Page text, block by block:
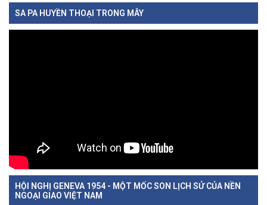
SA PA HUYỀN THOẠI TRONG MÂY
HỘI NGHỊ GENEVA 1954 - MỘT MỐC SON LỊCH SỬ CỦA NỀN
NGOẠI GIAO VIỆT NAM